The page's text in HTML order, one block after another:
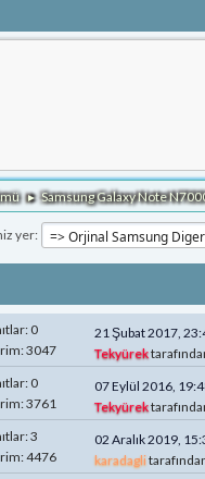
► Samsung Galaxy Note
yer
0
3047
21 Şubat 2017,
Tekyürek
0
3761
07 Eylül 2016,
Tekyürek
3
4476
02 Aralık 2019,
karadagli